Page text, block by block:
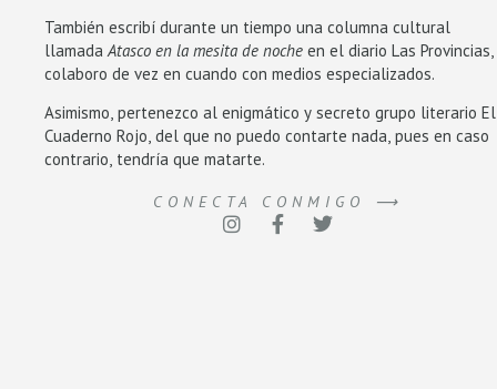
También escribí durante un tiempo una columna cultural
llamadaAtasco en la mesita de noche en el diario Las
colaboro de vez en cuando con medios especializados.
Asimismo, pertenezco al enigmático y secreto grupo literario El
Cuaderno Rojo, del que no puedo contarte nada, pues en caso
contrario, tendría que matarte.
CONECTA CONMIGO ⟶